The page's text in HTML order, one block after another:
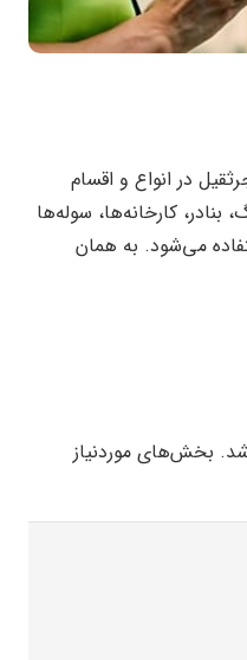
در انواع و اقسام
کارخانه‌ها، سوله‌ها
می‌شود. به همان
بخش‌های موردنیاز